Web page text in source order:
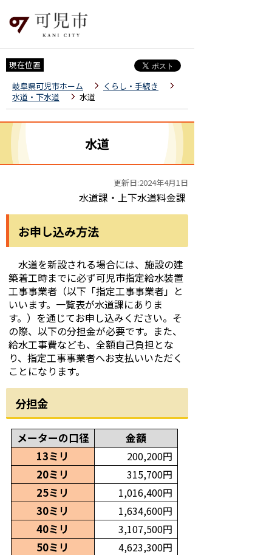
現在位置
岐阜県可児市ホーム
くらし・手続き
水道・下水道
水道
水道
更新日:2024年4月1日
水道課・上下水道料金課
お申し込み方法
水道を新設される場合には、施設の建
築着工時までに必ず可児市指定給水装置
工事事業者（以下「指定工事事業者」と
いいます。一覧表が水道課にありま
す。）を通じてお申し込みください。そ
の際、以下の分担金が必要です。また、
給水工事費なども、全額自己負担とな
り、指定工事事業者へお支払いいただく
ことになります。
分担金
メーターの口径
金額
13ミリ
200,200円
20ミリ
315,700円
25ミリ
1,016,400円
30ミリ
1,634,600円
40ミリ
3,107,500円
50ミリ
4,623,300円